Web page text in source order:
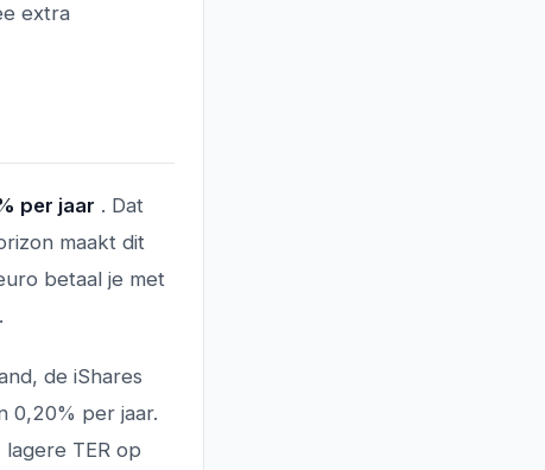
extra
per jaar . Dat
maakt dit
betaal je met
de iShares
0,20% per jaar.
TER op